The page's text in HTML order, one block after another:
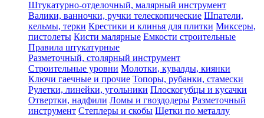
Штукатурно-отделочный, малярный инструмент
Валики, ванночки, ручки телескопические Шпатели,
кельмы, терки Крестики и клинья для плитки Миксеры,
пистолеты Кисти малярные Емкости строительные
Правила штукатурные
Разметочный, столярный инструмент
Строительные уровни Молотки, кувалды, киянки
Ключи гаечные и прочие Топоры, рубанки, стамески
Рулетки, линейки, угольники Плоскогубцы и кусачки
Отвертки, надфили Ломы и гвоздодеры Разметочный
инструмент Степлеры и скобы Щетки по металлу